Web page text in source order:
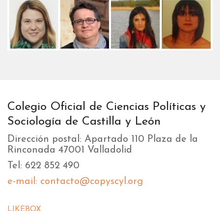
Colegio Oficial de Ciencias Políticas y
Sociología de Castilla y León
Dirección postal: Apartado 110 Plaza de la
Rinconada 47001 Valladolid
Tel: 622 852 490
e-mail: contacto@copyscyl.org